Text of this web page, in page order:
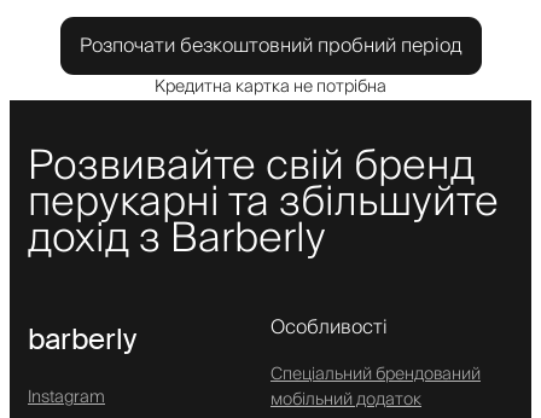
Розпочати безкоштовний пробний період
Кредитна картка не потрібна
Розвивайте свій бренд
перукарні та збільшуйте
дохід з Barberly
barberly
Instagram
Особливості
Спеціальний брендований
мобільний додаток